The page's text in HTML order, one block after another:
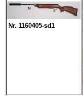
Nr. 1160405-sd1